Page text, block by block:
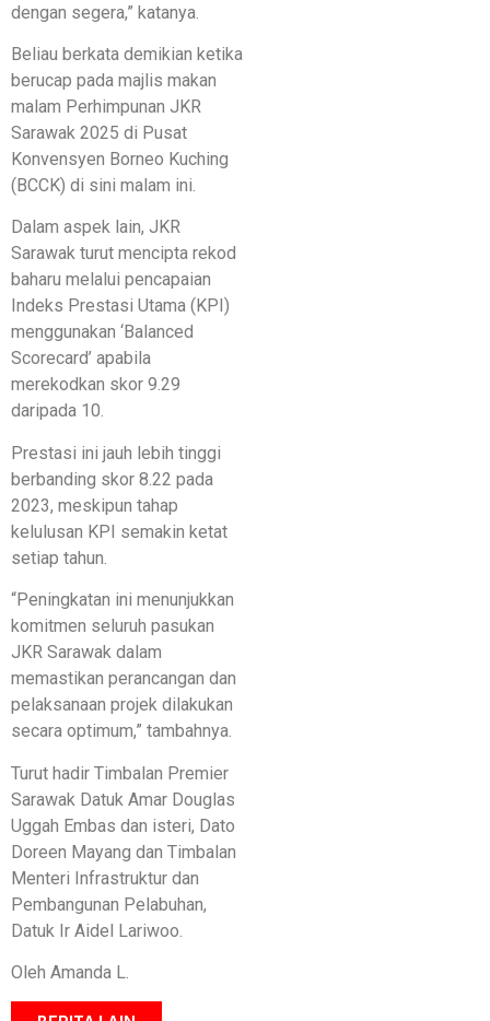
dengan segera,” katanya.
Beliau berkata demikian ketika
berucap pada majlis makan
malam Perhimpunan JKR
Sarawak 2025 di Pusat
Konvensyen Borneo Kuching
(BCCK) di sini malam ini.
Dalam aspek lain, JKR
Sarawak turut mencipta rekod
baharu melalui pencapaian
Indeks Prestasi Utama (KPI)
menggunakan ‘Balanced
Scorecard’ apabila
merekodkan skor 9.29
daripada 10.
Prestasi ini jauh lebih tinggi
berbanding skor 8.22 pada
2023, meskipun tahap
kelulusan KPI semakin ketat
setiap tahun.
“Peningkatan ini menunjukkan
komitmen seluruh pasukan
JKR Sarawak dalam
memastikan perancangan dan
pelaksanaan projek dilakukan
secara optimum,” tambahnya.
Turut hadir Timbalan Premier
Sarawak Datuk Amar Douglas
Uggah Embas dan isteri, Dato
Doreen Mayang dan Timbalan
Menteri Infrastruktur dan
Pembangunan Pelabuhan,
Datuk Ir Aidel Lariwoo.
Oleh Amanda L.